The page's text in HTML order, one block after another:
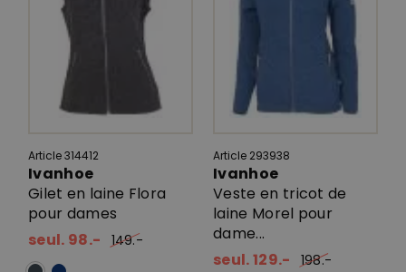
Article 314412
Ivanhoe
Gilet en laine Flora
pour dames
seul. 98.-
149.-
Article 293938
Ivanhoe
Veste en tricot de
laine Morel pour
dame...
seul. 129.-
198.-